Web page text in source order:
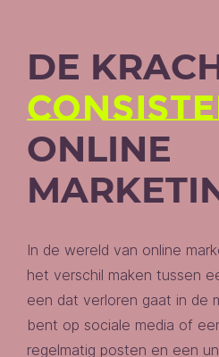
DE
ONLINE
In de wereld van online
het verschil maken tussen
een dat verloren gaat in de
bent op sociale media of
regelmatig posten en een